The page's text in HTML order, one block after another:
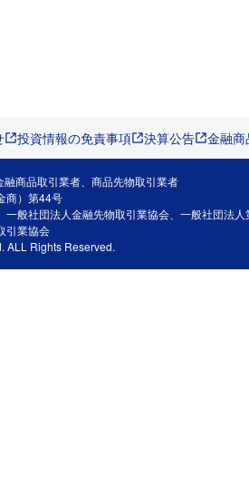
投資情報の免責事項 決算公告 金融
商品取引業者、商品先物取引業者
商）第44号
一般社団法人金融先物取引業協会、一般社団法
引業協会
ALL Rights Reserved.